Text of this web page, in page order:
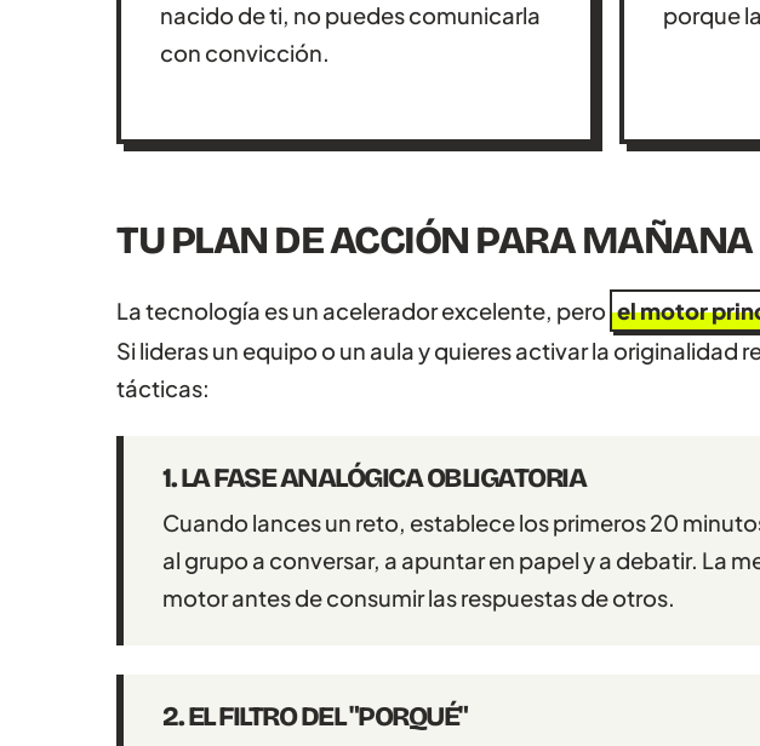
nacido de ti, no puedes comunicarla
con convicción.
porque
TU PLAN DE ACCIÓN PARA MAÑANA
La tecnología es un acelerador excelente, pero el motor
Si lideras un equipo o un aula y quieres activar la originalidad
tácticas:
1. LA FASE ANALÓGICA OBLIGATORIA
Cuando lances un reto, establece los primeros 20
al grupo a conversar, a apuntar en papel y a debatir. La
motor antes de consumir las respuestas de otros.
2. EL FILTRO DEL "PORQUÉ"